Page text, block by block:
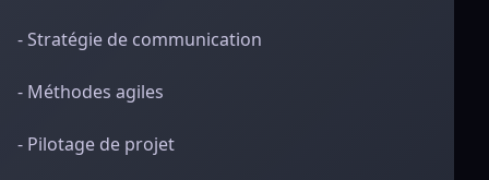
- Stratégie de communication
- Méthodes agiles
- Pilotage de projet